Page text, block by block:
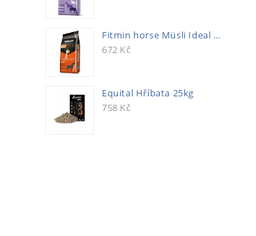
Fitmin horse Müsli Ideal 20kg
672 Kč
Equital Hříbata 25kg
758 Kč